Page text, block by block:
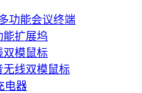
功能会议终端
能扩展坞
双模鼠标
无线双模鼠标
电器